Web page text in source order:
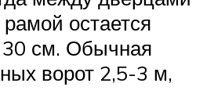
остается
см. Обычная
ворот 2,5-3 м,